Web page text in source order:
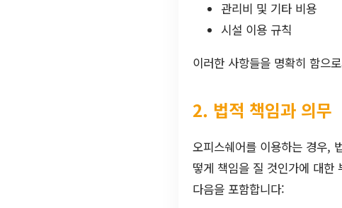
관리비 및 기타 비용
시설 이용 규칙
이러한 사항들을 명확히 함으
2. 법적 책임과 의무
오피스쉐어를 이용하는 경우,
떻게 책임을 질 것인가에 대한
다음을 포함합니다: